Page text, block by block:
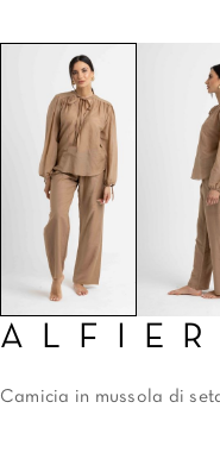
Camicia in mussola di